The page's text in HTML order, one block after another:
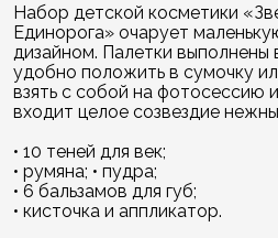
Набор детской косметики
Единорога» очарует
дизайном. Палетки выполнены
удобно положить в сумочку
взять с собой на фотосессию
входит целое созвездие
• 10 теней для век;
• румяна; • пудра;
• 6 бальзамов для губ;
• кисточка и аппликатор.